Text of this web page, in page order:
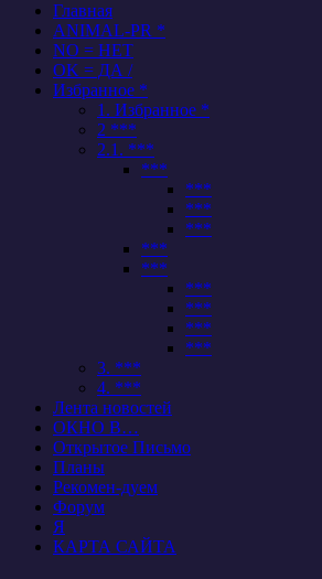
Главная
ANIMAL-PR *
NO = НЕТ
OK = ДА /
Избранное *
1. Избранное *
2 ***
2.1. ***
***
***
***
***
***
***
***
***
***
***
3. ***
4. ***
Лента новостей
ОКНО В…
Открытое Письмо
Планы
Рекомен-дуем
Форум
Я
КАРТА САЙТА